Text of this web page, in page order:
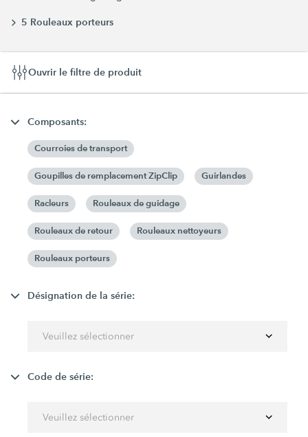
5 Rouleaux porteurs
Ouvrir le filtre de produit
Composants:
Courroies de transport
Goupilles de remplacement ZipClip Guirlandes
Racleurs Rouleaux de guidage
Rouleaux de retour Rouleaux nettoyeurs
Rouleaux porteurs
Désignation de la série:
Veuillez sélectionner
Code de série:
Veuillez sélectionner